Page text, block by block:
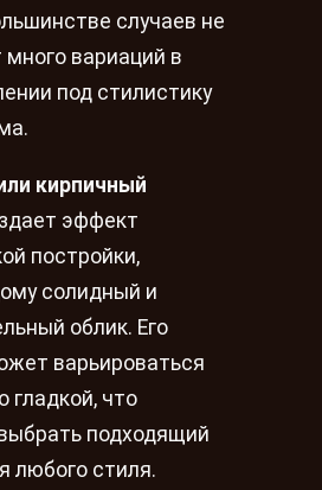
случаев не
много вариаций в
под стилистику
кирпичный
эффект
постройки,
солидный и
облик. Его
варьироваться
гладкой, что
подходящий
любого стиля.